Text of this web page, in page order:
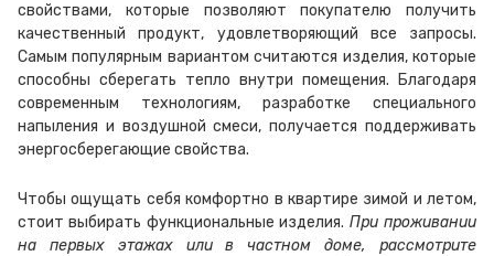
свойствами, которые позволяют покупателю получить
качественный продукт, удовлетворяющий все запросы.
Самым популярным вариантом считаются изделия, которые
способны сберегать тепло внутри помещения. Благодаря
современным технологиям, разработке специального
напыления и воздушной смеси, получается поддерживать
энергосберегающие свойства.
Чтобы ощущать себя комфортно в квартире зимой и летом,
стоит выбирать функциональные изделия. При проживании
на первых этажах или в частном доме, рассмотрите